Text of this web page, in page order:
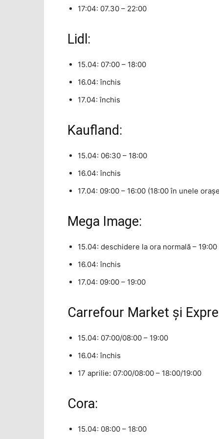
17:04: 07.30 – 22:00
Lidl:
15.04: 07:00 – 18:00
16.04: închis
17.04: închis
Kaufland:
15.04: 06:30 – 18:00
16.04: închis
17.04: 09:00 – 16:00 (18:00 în unele
Mega Image:
15.04: deschidere la ora normală – 19:00
16.04: închis
17.04: 09:00 – 19:00
Carrefour Market şi
15.04: 07:00/08:00 – 19:00
16.04: închis
17 aprilie: 07:00/08:00 – 18:00/19:00
Cora:
15.04: 08:00 – 18:00